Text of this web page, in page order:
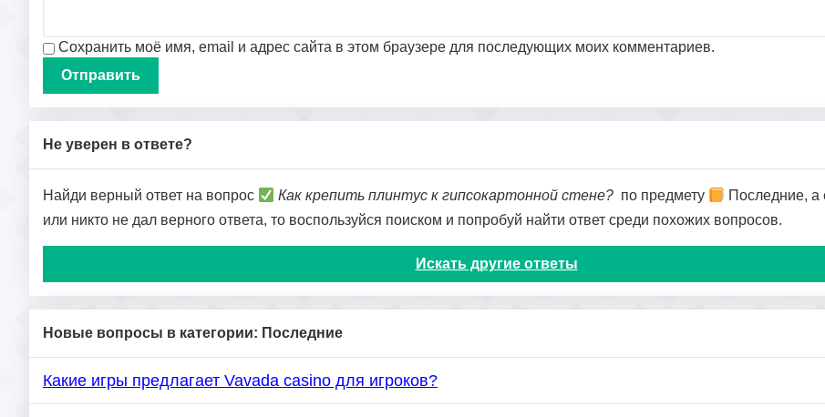
Сохранить моё имя, email и адрес сайта в этом браузере для последующих моих комментариев.
Не уверен в ответе?
Найди верный ответ на вопрос Как крепить плинтус к гипсокартонной стене? по предмету
Последние, а
или никто не дал верного ответа, то воспользуйся поиском и попробуй найти ответ среди похожих вопросов.
Искать другие ответы
Новые вопросы в категории: Последние
Какие игры предлагает Vavada casino для игроков?